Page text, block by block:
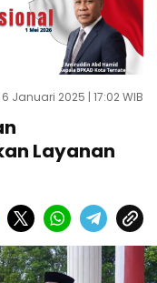
Januari 2025 | 17:02 WIB
Layanan